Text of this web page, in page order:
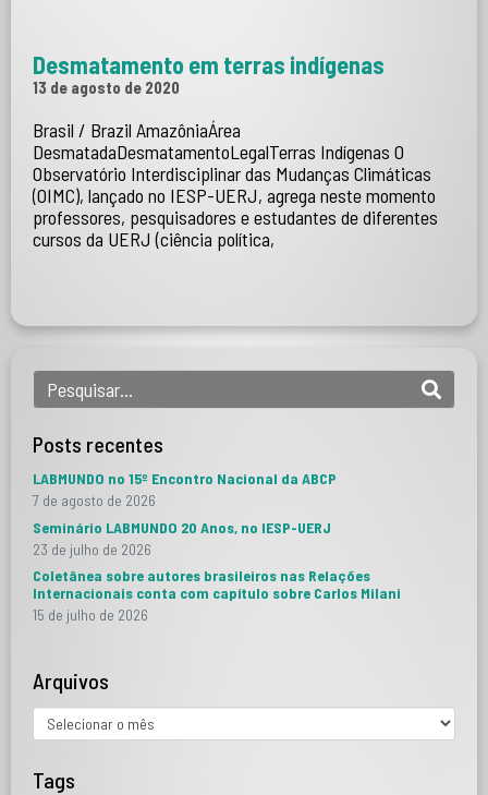
Desmatamento em terras indígenas
13 de agosto de 2020
Brasil / Brazil AmazôniaÁrea
DesmatadaDesmatamentoLegalTerras Indígenas O
Observatório Interdisciplinar das Mudanças Climáticas
(OIMC), lançado no IESP-UERJ, agrega neste momento
professores, pesquisadores e estudantes de diferentes
cursos da UERJ (ciência política,
Posts recentes
LABMUNDO no 15º Encontro Nacional da ABCP
7 de agosto de 2026
Seminário LABMUNDO 20 Anos, no IESP-UERJ
23 de julho de 2026
Coletânea sobre autores brasileiros nas Relações
Internacionais conta com capítulo sobre Carlos Milani
15 de julho de 2026
Arquivos
Tags